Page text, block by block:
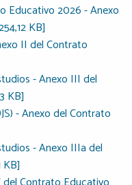
Educativo 2026 - Anexo
KB]
II del Contrato
- Anexo III del
KB]
- Anexo del Contrato
- Anexo IIIa del